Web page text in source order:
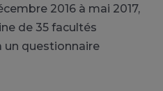
2016 à mai 2017,
de 35 facultés
un questionnaire